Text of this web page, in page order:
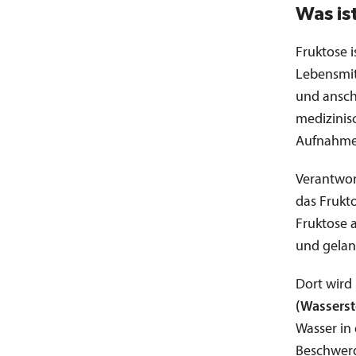
Was
Fruktose
und
das
Fruktose
und
Dort wird
Wasser